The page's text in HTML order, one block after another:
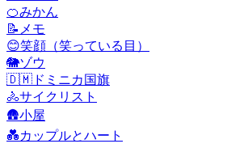
🍊みかん
📝 メモ
😊笑顔（笑っている目）
🐘ゾウ
🇩🇲 ドミニカ国旗
🚴サイクリスト
🛖小屋
💑カップルとハート